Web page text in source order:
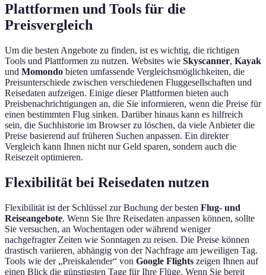
Plattformen und Tools für die
Preisvergleich
Um die besten Angebote zu finden, ist es wichtig, die richtigen
Tools und Plattformen zu nutzen. Websites wie Skyscanner, Kayak
und Momondo bieten umfassende Vergleichsmöglichkeiten, die
Preisunterschiede zwischen verschiedenen Fluggesellschaften und
Reisedaten aufzeigen. Einige dieser Plattformen bieten auch
Preisbenachrichtigungen an, die Sie informieren, wenn die Preise für
einen bestimmten Flug sinken. Darüber hinaus kann es hilfreich
sein, die Suchhistorie im Browser zu löschen, da viele Anbieter die
Preise basierend auf früheren Suchen anpassen. Ein direkter
Vergleich kann Ihnen nicht nur Geld sparen, sondern auch die
Reisezeit optimieren.
Flexibilität bei Reisedaten nutzen
Flexibilität ist der Schlüssel zur Buchung der besten Flug- und
Reiseangebote. Wenn Sie Ihre Reisedaten anpassen können, sollte
Sie versuchen, an Wochentagen oder während weniger
nachgefragter Zeiten wie Sonntagen zu reisen. Die Preise können
drastisch variieren, abhängig von der Nachfrage am jeweiligen Tag.
Tools wie der „Preiskalender“ von Google Flights zeigen Ihnen auf
einen Blick die günstigsten Tage für Ihre Flüge. Wenn Sie bereit